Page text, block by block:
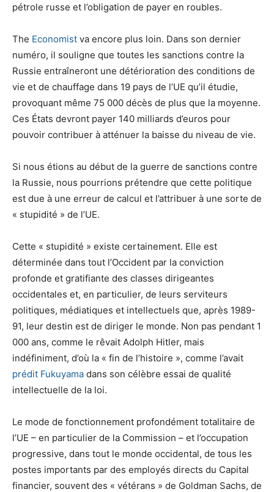
pétrole russe et l’obligation de payer en roubles.
The Economist va encore plus loin. Dans son dernier
numéro, il souligne que toutes les sanctions contre la
Russie entraîneront une détérioration des conditions de
vie et de chauffage dans 19 pays de l’UE qu’il étudie,
provoquant même 75 000 décès de plus que la moyenne.
Ces États devront payer 140 milliards d’euros pour
pouvoir contribuer à atténuer la baisse du niveau de vie.
Si nous étions au début de la guerre de sanctions contre
la Russie, nous pourrions prétendre que cette politique
est due à une erreur de calcul et l’attribuer à une sorte de
« stupidité » de l’UE.
Cette « stupidité » existe certainement. Elle est
déterminée dans tout l’Occident par la conviction
profonde et gratifiante des classes dirigeantes
occidentales et, en particulier, de leurs serviteurs
politiques, médiatiques et intellectuels que, après 1989-
91, leur destin est de diriger le monde. Non pas pendant 1
000 ans, comme le rêvait Adolph Hitler, mais
indéfiniment, d’où la « fin de l’histoire », comme l’avait
prédit Fukuyama dans son célèbre essai de qualité
intellectuelle de la loi.
Le mode de fonctionnement profondément totalitaire de
l’UE – en particulier de la Commission – et l’occupation
progressive, dans tout le monde occidental, de tous les
postes importants par des employés directs du Capital
financier, souvent des « vétérans » de Goldman Sachs, de